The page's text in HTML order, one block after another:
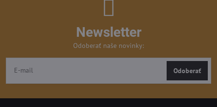
Newsletter
Odoberať naše novinky:
Odoberať